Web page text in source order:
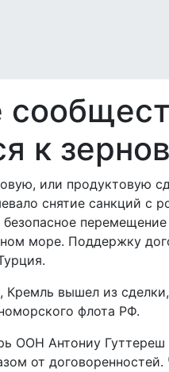
к
или продуктовую
снятие санкций с
море. Поддержку
Кремль вышел из
флота РФ.
ООН Антониу Гуттереш
от договоренностей.